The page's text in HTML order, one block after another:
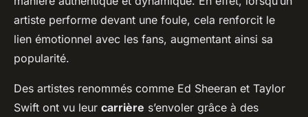
artiste performe devant une foule, cela renforcit le
lien émotionnel avec les fans, augmentant ainsi sa
popularité.
Des artistes renommés comme Ed Sheeran et Taylor
Swift ont vu leur carrière s’envoler grâce à des